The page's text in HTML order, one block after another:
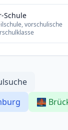
Schule
vorschulische
🌉